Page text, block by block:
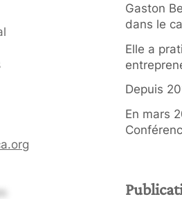
Gaston
dans le
Elle a
Depuis
En mars